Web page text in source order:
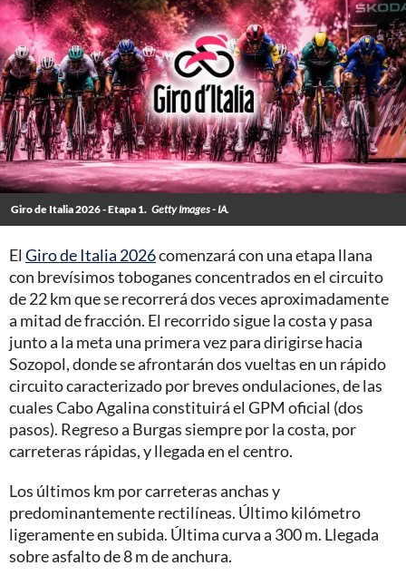
Giro de Italia 2026 - Etapa 1. Getty Images - IA.
El Giro de Italia 2026comenzará con una etapa llana
con brevísimos toboganes concentrados en el circuito
de 22 km que se recorrerá dos veces aproximadamente
a mitad de fracción. El recorrido sigue la costa y pasa
junto a la meta una primera vez para dirigirse hacia
Sozopol, donde se afrontarán dos vueltas en un rápido
circuito caracterizado por breves ondulaciones, de las
cuales Cabo Agalina constituirá el GPM oficial (dos
pasos). Regreso a Burgas siempre por la costa, por
carreteras rápidas, y llegada en el centro.
Los últimos km por carreteras anchas y
predominantemente rectilíneas. Último kilómetro
ligeramente en subida. Última curva a 300 m. Llegada
sobre asfalto de 8 m de anchura.